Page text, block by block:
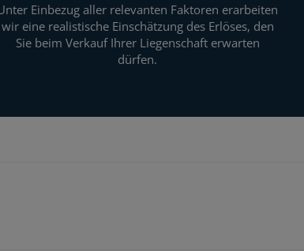
Einbezug aller relevanten Faktoren erarbeiten
wir eine realistische Einschätzung des Erlöses, den
Sie beim Verkauf Ihrer Liegenschaft erwarten
dürfen.